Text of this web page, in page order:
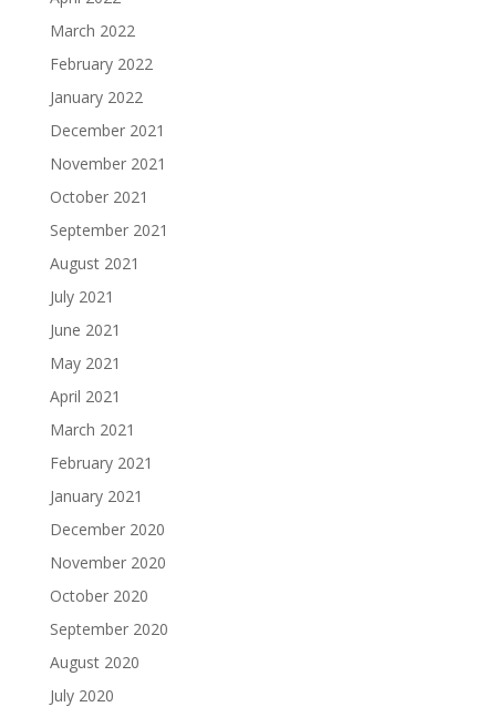
March 2022
February 2022
January 2022
December 2021
November 2021
October 2021
September 2021
August 2021
July 2021
June 2021
May 2021
April 2021
March 2021
February 2021
January 2021
December 2020
November 2020
October 2020
September 2020
August 2020
July 2020